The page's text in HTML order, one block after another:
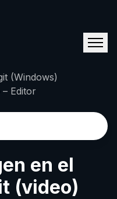
(Windows)
Editor
en el
(video)